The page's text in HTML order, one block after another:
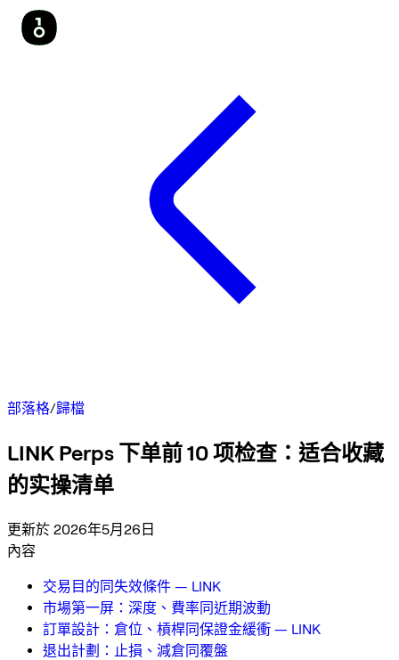
部落格/歸檔
LINK Perps 下单前 10 项检查：适合收藏
的实操清单
更新於 2026年5月26日
內容
交易目的同失效條件 — LINK
市場第一屏：深度、費率同近期波動
訂單設計：倉位、槓桿同保證金緩衝 — LINK
退出計劃：止損、減倉同覆盤